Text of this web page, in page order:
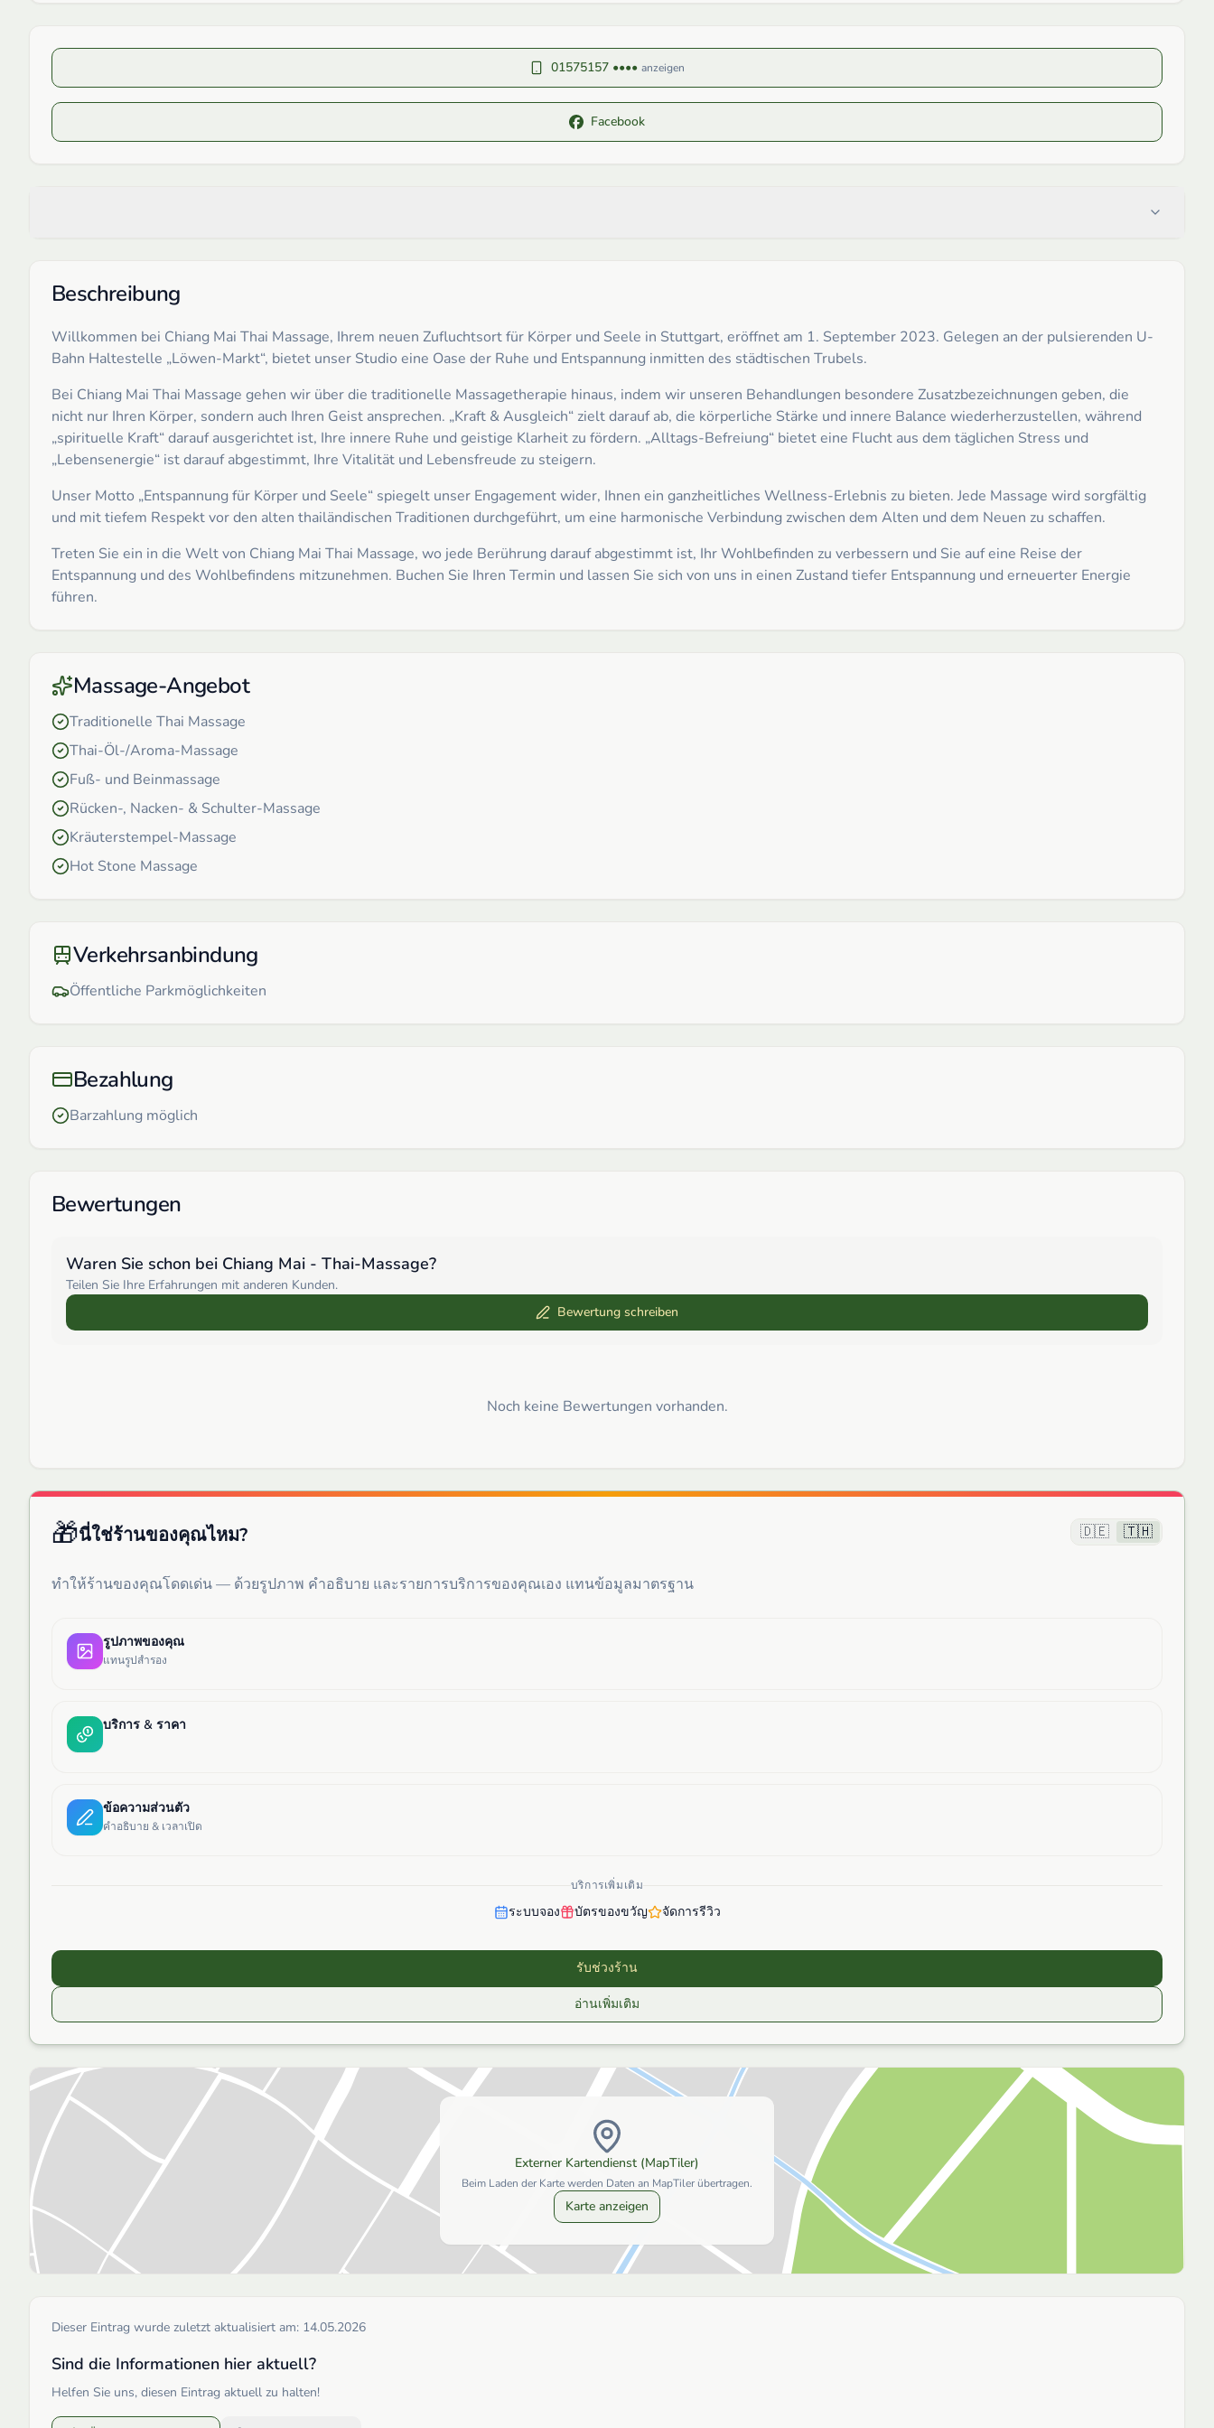
01575157 •••• anzeigen
Facebook
Beschreibung
Willkommen bei Chiang Mai Thai Massage, Ihrem neuen Zufluchtsort für Körper und Seele in Stuttgart, eröffnet am 1. September 2023. Gelegen an der pulsierenden U-
Bahn Haltestelle „Löwen-Markt“, bietet unser Studio eine Oase der Ruhe und Entspannung inmitten des städtischen Trubels.
Bei Chiang Mai Thai Massage gehen wir über die traditionelle Massagetherapie hinaus, indem wir unseren Behandlungen besondere Zusatzbezeichnungen geben, die
nicht nur Ihren Körper, sondern auch Ihren Geist ansprechen. „Kraft & Ausgleich“ zielt darauf ab, die körperliche Stärke und innere Balance wiederherzustellen, während
„spirituelle Kraft“ darauf ausgerichtet ist, Ihre innere Ruhe und geistige Klarheit zu fördern. „Alltags-Befreiung“ bietet eine Flucht aus dem täglichen Stress und
„Lebensenergie“ ist darauf abgestimmt, Ihre Vitalität und Lebensfreude zu steigern.
Unser Motto „Entspannung für Körper und Seele“ spiegelt unser Engagement wider, Ihnen ein ganzheitliches Wellness-Erlebnis zu bieten. Jede Massage wird sorgfältig
und mit tiefem Respekt vor den alten thailändischen Traditionen durchgeführt, um eine harmonische Verbindung zwischen dem Alten und dem Neuen zu schaffen.
Treten Sie ein in die Welt von Chiang Mai Thai Massage, wo jede Berührung darauf abgestimmt ist, Ihr Wohlbefinden zu verbessern und Sie auf eine Reise der
Entspannung und des Wohlbefindens mitzunehmen. Buchen Sie Ihren Termin und lassen Sie sich von uns in einen Zustand tiefer Entspannung und erneuerter Energie
führen.
Massage-Angebot
Traditionelle Thai Massage
Thai-Öl-/Aroma-Massage
Fuß- und Beinmassage
Rücken-, Nacken- & Schulter-Massage
Kräuterstempel-Massage
Hot Stone Massage
Verkehrsanbindung
Öffentliche Parkmöglichkeiten
Bezahlung
Barzahlung möglich
Bewertungen
Waren Sie schon bei Chiang Mai - Thai-Massage?
Teilen Sie Ihre Erfahrungen mit anderen Kunden.
Bewertung schreiben
Noch keine Bewertungen vorhanden.
🎁นี่ใช่ร้านของคุณไหม? 🇩🇪 🇹🇭
ทำให้ร้านของคุณโดดเด่น — ด้วยรูปภาพ คำอธิบาย และรายการบริการของคุณเอง แทนข้อมูลมาตรฐาน
รูปภาพของคุณ
แทนรูปสำรอง
บริการ & ราคา
ข้อความส่วนตัว
คำอธิบาย & เวลาเปิด
บริการเพิ่มเติม
ระบบจอง บัตรของขวัญ จัดการรีวิว
รับช่วงร้าน
อ่านเพิ่มเติม
Externer Kartendienst (MapTiler)
Beim Laden der Karte werden Daten an MapTiler übertragen.
Karte anzeigen
Dieser Eintrag wurde zuletzt aktualisiert am: 14.05.2026
Sind die Informationen hier aktuell?
Helfen Sie uns, diesen Eintrag aktuell zu halten!